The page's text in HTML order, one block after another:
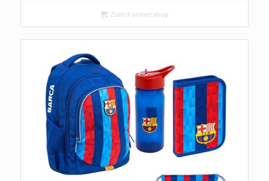
Grundschule und Mittelschule, Niedlicher Axolotl-
Stern, Daypack
Zum Partnershop